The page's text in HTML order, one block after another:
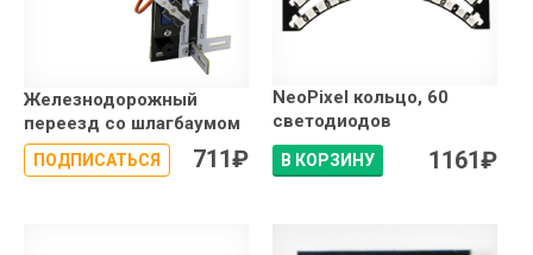
Железнодорожный
переезд со шлагбаумом
ПОДПИСАТЬСЯ 711₽
NeoPixel кольцо, 60
светодиодов
В КОРЗИНУ 1161₽